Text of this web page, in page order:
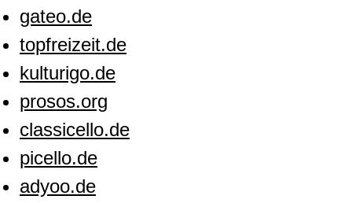
gateo.de
topfreizeit.de
kulturigo.de
prosos.org
classicello.de
picello.de
adyoo.de